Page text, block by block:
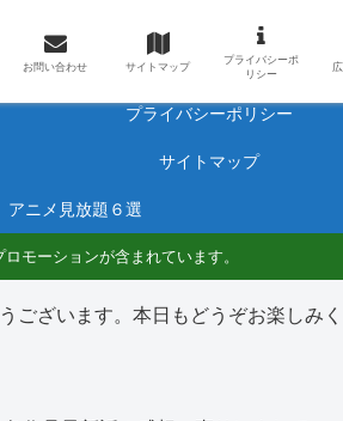
プロフィール
プライバシーポリシー
サイトマップ
アニメ見放題６選
モーションが含まれています。
ございます。本日もどうぞお楽しみく
お問い合わせ サイトマップ
プライバシーポ
リシー